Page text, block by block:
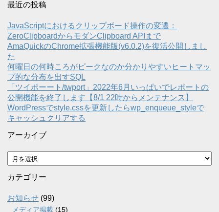
最近の投稿
JavaScriptにおけるクリップボード操作の変遷：
ZeroClipboardからモダンClipboard APIまで
AmaQuickのChrome拡張機能版(v6.0.2)を復活公開しまし
た
何曜日の何時ころがピークなのか分かりやすいヒートマッ
プ的な分布を出すSQL
「ツイポーート/twport」2022年6月いっぱいでレポートの
公開機能を終了します【8/1 22時からメンテナンス】
WordPressでstyle.cssを更新したらwp_enqueue_styleで
キャッシュクリアする
アーカイブ
ア
ー
カ
ブ
カテゴリー
お知らせ (99)
メディア掲載 (15)